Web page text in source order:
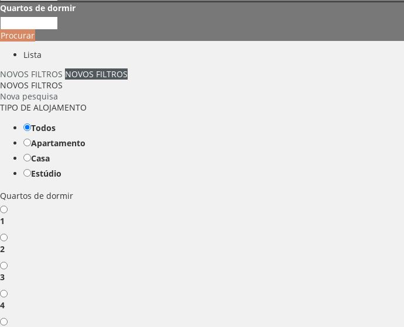
Quartos de dormir
Procurar
Lista
NOVOS FILTROS NOVOS FILTROS
NOVOS FILTROS
Nova pesquisa
TIPO DE ALOJAMENTO
Todos
Apartamento
Casa
Estúdio
Quartos de dormir
1
2
3
4